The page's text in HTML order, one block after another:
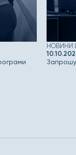
НОВИНИ